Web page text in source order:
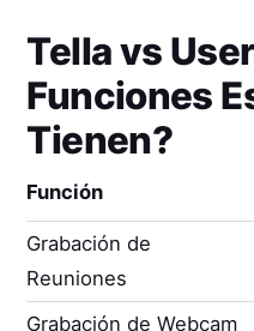
Tellavs
Funciones
Tienen?
Función
Grabación de
Reuniones
Grabación de Webcam